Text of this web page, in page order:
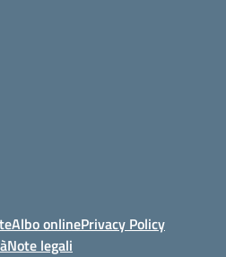
Albo onlinePrivacy Policy
Note legali